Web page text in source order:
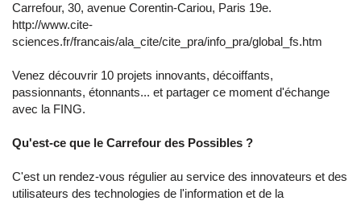
Carrefour, 30, avenue Corentin-Cariou, Paris 19e.
http://www.cite-
sciences.fr/francais/ala_cite/cite_pra/info_pra/global_fs.htm
Venez découvrir 10 projets innovants, décoiffants,
passionnants, étonnants... et partager ce moment d'échange
avec la FING.
Qu'est-ce que le Carrefour des Possibles ?
C'est un rendez-vous régulier au service des innovateurs et des
utilisateurs des technologies de l'information et de la